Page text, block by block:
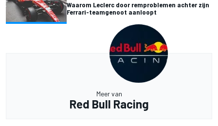
Waarom Leclerc door remproblemen achter zijn
Ferrari-teamgenoot aanloopt
Meer van
Red Bull Racing